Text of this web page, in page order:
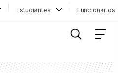
Estudiantes